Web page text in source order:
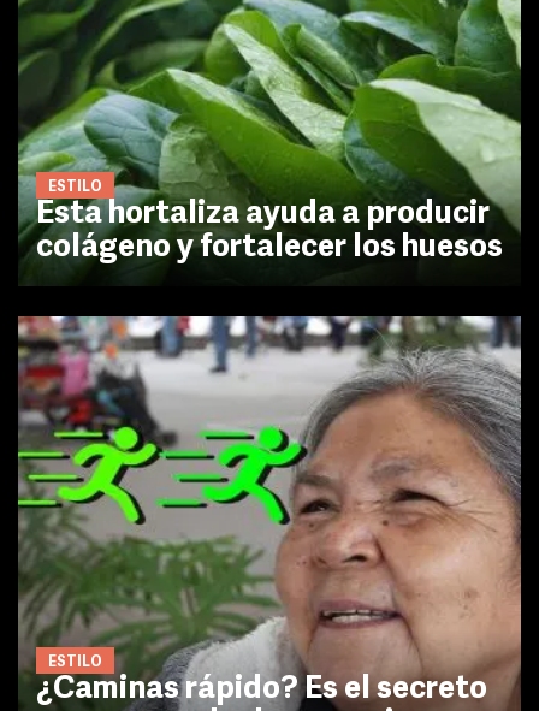
ESTILO
Esta hortaliza ayuda a producir
colágeno y fortalecer los huesos
ESTILO
¿Caminas rápido? Es el secreto